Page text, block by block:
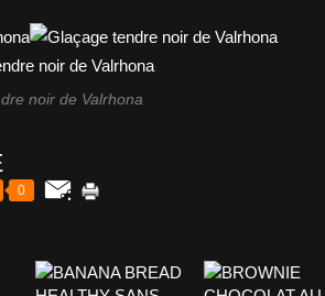
noir de Valrhona
0